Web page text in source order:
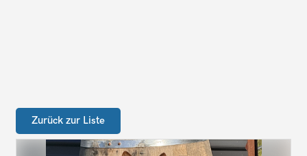
Zurück zur Liste